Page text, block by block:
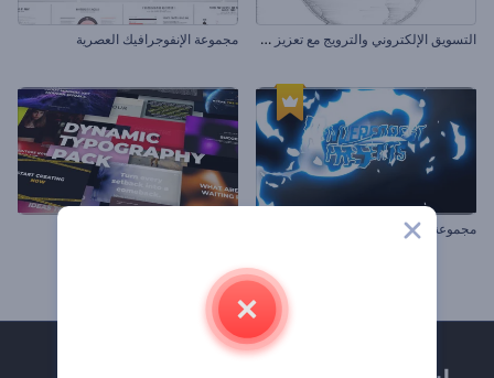
ا
لتسويق الإلكتروني والترويج مع تعزيز محرك البحث مجموعة الإنفوجرافيك العصرية
مجموعة العناوين المبتكرة